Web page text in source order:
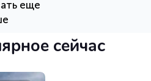
- код
62476
еще
сейчас